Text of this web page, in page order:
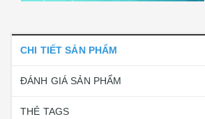
CHI TIẾT SẢN PHẨM
ĐÁNH GIÁ SẢN PHẨM
THẺ TAGS